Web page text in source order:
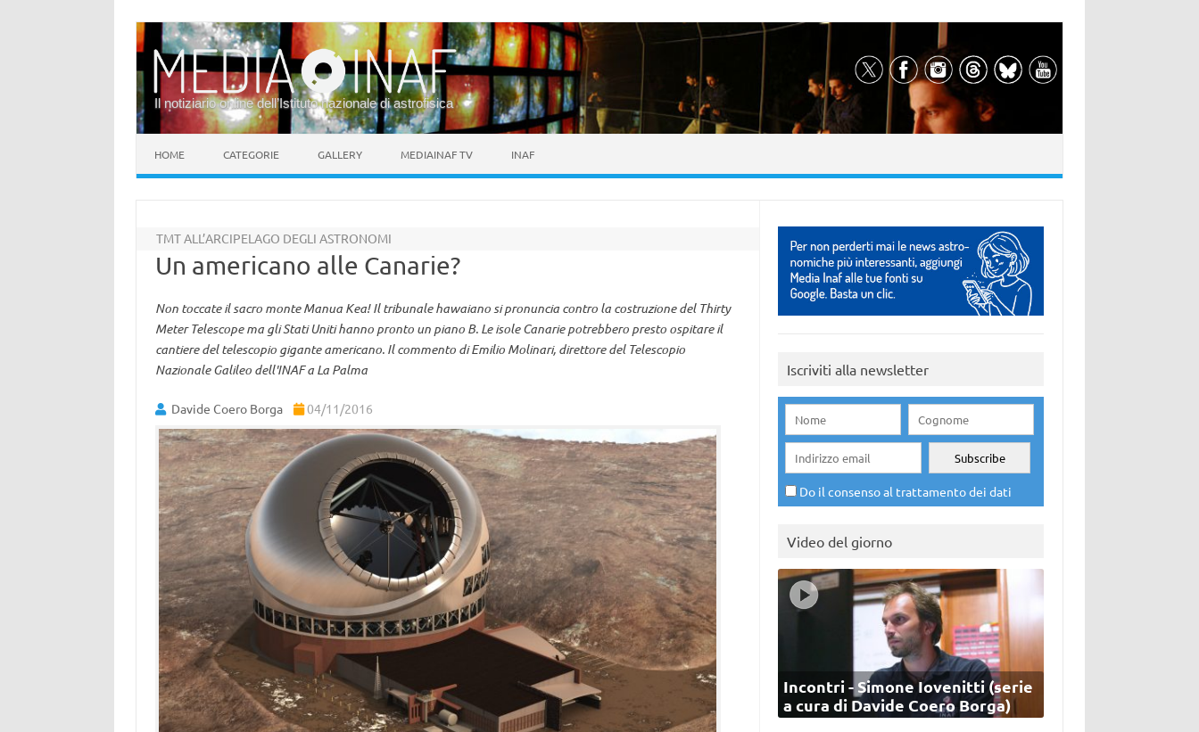
Il notiziario online dell’Istituto nazionale di astrofisica
HOME CATEGORIE GALLERY MEDIAINAF TV INAF
TMT ALL’ARCIPELAGO DEGLI ASTRONOMI
Un americano alle Canarie?
Non toccate il sacro monte Manua Kea! Il tribunale hawaiano si pronuncia contro la costruzione del Thirty
Meter Telescope ma gli Stati Uniti hanno pronto un piano B. Le isole Canarie potrebbero presto ospitare il
cantiere del telescopio gigante americano. Il commento di Emilio Molinari, direttore del Telescopio
Nazionale Galileo dell'INAF a La Palma
Davide Coero Borga 04/11/2016
Iscriviti alla newsletter
Do il consenso al trattamento dei dati
Video del giorno
Incontri - Simone Iovenitti (serie
a cura di Davide Coero Borga)